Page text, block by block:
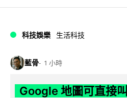
科技娛樂 生活科技
藍骨 1 小時
Google 地圖可直接